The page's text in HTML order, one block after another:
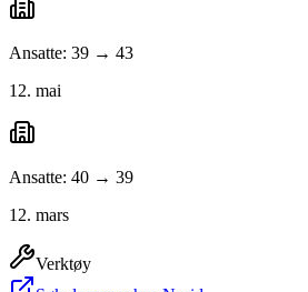
Ansatte: 39 → 43
12. mai
Ansatte: 40 → 39
12. mars
Verktøy